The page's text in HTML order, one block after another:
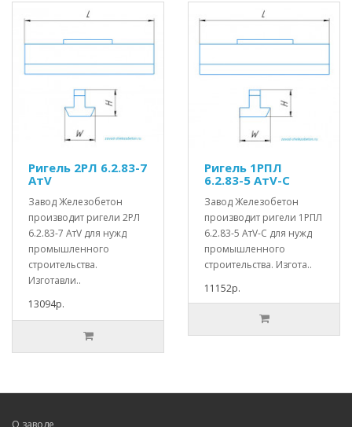
Ригель 2РЛ 6.2.83-7
АтV
Завод Железобетон
производит ригели 2РЛ
6.2.83-7 АтV для нужд
промышленного
строительства.
Изготавли..
13094р.
Ригель 1РПЛ
6.2.83-5 АтV-С
Завод Железобетон
производит ригели 1РПЛ
6.2.83-5 АтV-С для нужд
промышленного
строительства. Изгота..
11152р.
О заводе